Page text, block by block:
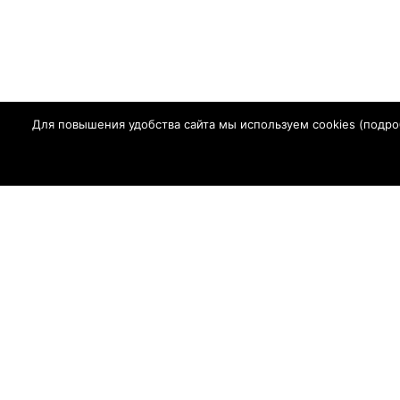
Для повышения удобства сайта мы используем cookies (